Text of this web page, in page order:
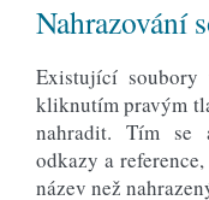
Nahrazování
Existující soubory
kliknutím pravým
nahradit. Tím se
odkazy a
název než